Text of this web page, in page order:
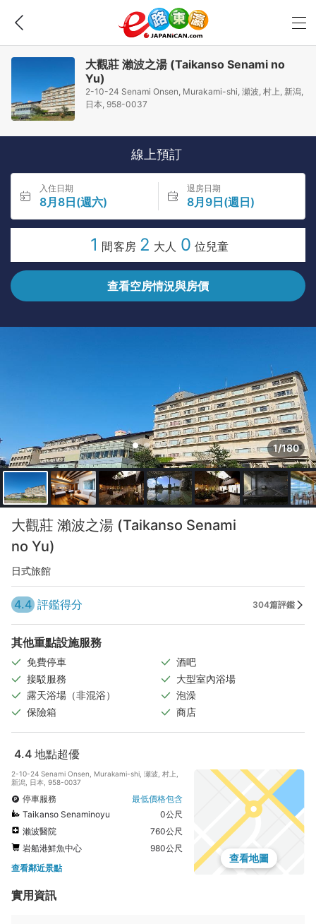
大觀莊 瀨波之湯 (Taikanso Senami no
Yu)
2-10-24 Senami Onsen, Murakami-shi, 瀬波, 村上, 新潟,
日本, 958-0037
線上預訂
入住日期
8月8日(週六)
退房日期
8月9日(週日)
1 間客房 2 大人 0 位兒童
查看空房情況與房價
1/180
大觀莊 瀨波之湯 (Taikanso Senami
no Yu)
日式旅館
4.4 評鑑得分 304篇評鑑
其他重點設施服務
免費停車
酒吧
接駁服務
大型室內浴場
露天浴場（非混浴）
泡澡
保險箱
商店
4.4 地點超優
2-10-24 Senami Onsen, Murakami-shi, 瀬波, 村上,
新潟, 日本, 958-0037
停車服務
最低價格包含
Taikanso Senaminoyu
0公尺
瀨波醫院
760公尺
岩船港鮮魚中心
980公尺
查看鄰近景點
查看地圖
實用資訊